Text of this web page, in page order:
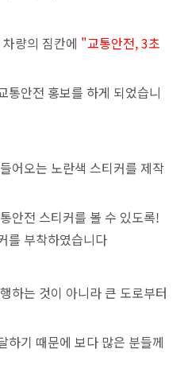
량의 짐칸에 "교통안전, 3초
통안전 홍보를 하게 되었습니
어오는 노란색 스티커를 제작
안전 스티커를 볼 수 있도록!
를 부착하였습니다
하는 것이 아니라 큰 도로부터
하기 때문에 보다 많은 분들께